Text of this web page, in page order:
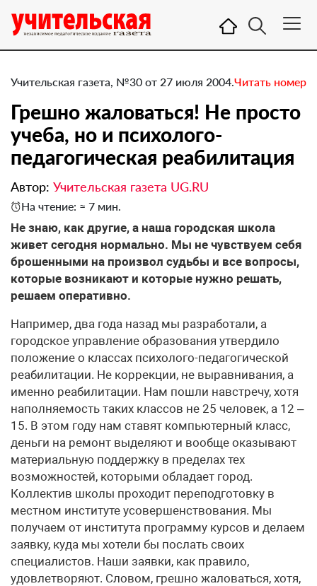
Учительская газета, №30 от 27 июля 2004.Читать номер
Грешно жаловаться! Не просто
учеба, но и психолого-
педагогическая реабилитация
Автор: Учительская газета UG.RU
На чтение: ≈ 7 мин.
Не знаю, как другие, а наша городская школа
живет сегодня нормально. Мы не чувствуем себя
брошенными на произвол судьбы и все вопросы,
которые возникают и которые нужно решать,
решаем оперативно.
Например, два года назад мы разработали, а
городское управление образования утвердило
положение о классах психолого-педагогической
реабилитации. Не коррекции, не выравнивания, а
именно реабилитации. Нам пошли навстречу, хотя
наполняемость таких классов не 25 человек, а 12 –
15. В этом году нам ставят компьютерный класс,
деньги на ремонт выделяют и вообще оказывают
материальную поддержку в пределах тех
возможностей, которыми обладает город.
Коллектив школы проходит переподготовку в
местном институте усовершенствования. Мы
получаем от института программу курсов и делаем
заявку, куда мы хотели бы послать своих
специалистов. Наши заявки, как правило,
удовлетворяют. Словом, грешно жаловаться, хотя,